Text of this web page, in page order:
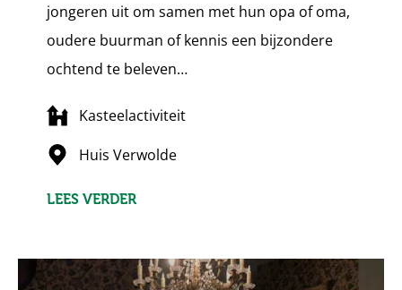
jongeren uit om samen met hun opa of oma,
oudere buurman of kennis een bijzondere
ochtend te beleven…
Kasteelactiviteit
Huis Verwolde
LEES VERDER